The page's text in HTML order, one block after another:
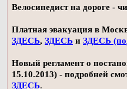
Велосипедист на дороге -
Платная эвакуация в
ЗДЕСЬ, ЗДЕСЬ и ЗДЕСЬ
Новый регламент о
15.10.2013) - подробней
ЗДЕСЬ.